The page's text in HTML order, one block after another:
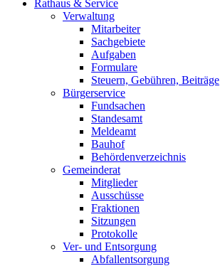
Rathaus & Service
Verwaltung
Mitarbeiter
Sachgebiete
Aufgaben
Formulare
Steuern, Gebühren, Beiträge
Bürgerservice
Fundsachen
Standesamt
Meldeamt
Bauhof
Behördenverzeichnis
Gemeinderat
Mitglieder
Ausschüsse
Fraktionen
Sitzungen
Protokolle
Ver- und Entsorgung
Abfallentsorgung